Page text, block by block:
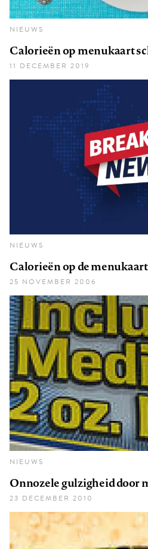
NIEUWS
Calorieën op menukaart
11 DECEMBER 2019
NIEUWS
Calorieën op de menukaart
25 NOVEMBER 2006
NIEUWS
Onnozele gulzigheid door
23 DECEMBER 2010